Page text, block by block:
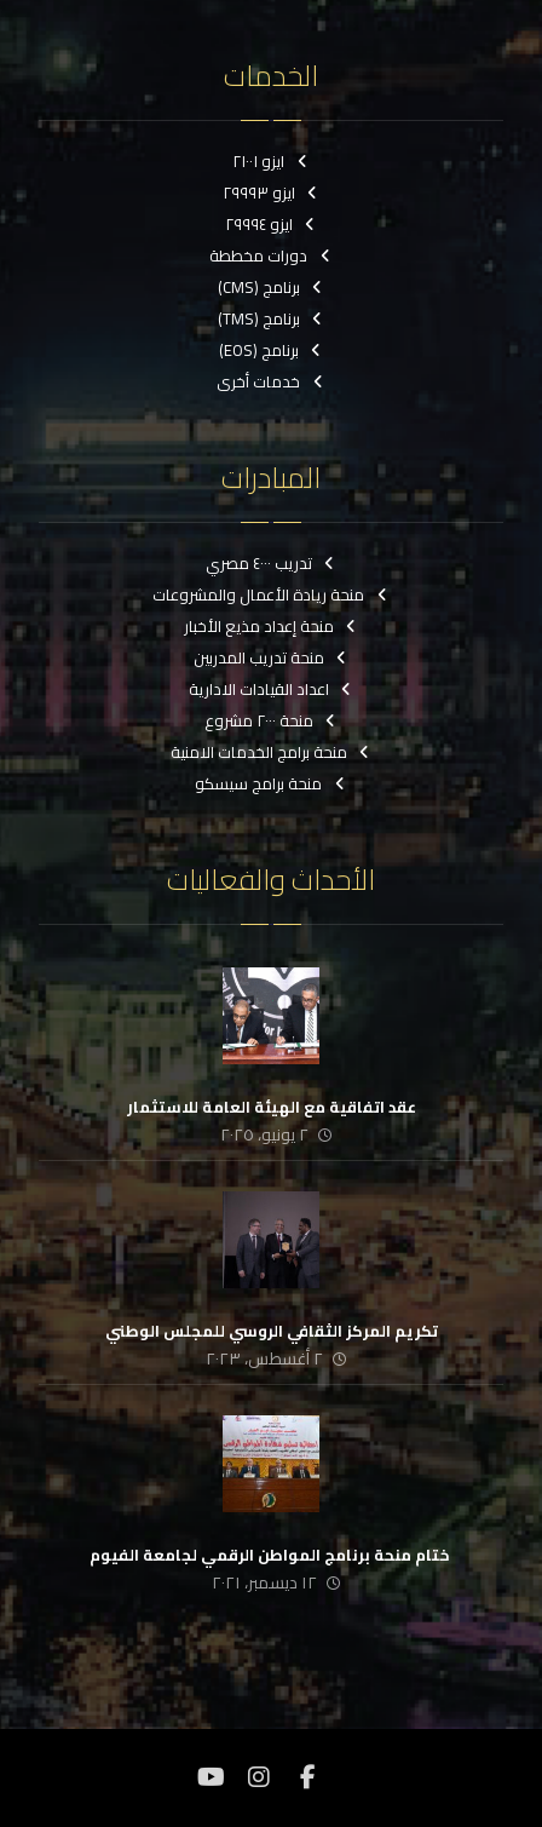
الخدمات
ايزو ٢١٠٠١
ايزو ٢٩٩٩٣
ايزو ٢٩٩٩٤
دورات مخططة
برنامج (CMS)
برنامج (TMS)
برنامج (EOS)
خدمات أخرى
المبادرات
تدريب ٤٠٠٠ مصري
منحة ريادة الأعمال والمشروعات
منحة إعداد مذيع الأخبار
منحة تدريب المدربين
اعداد القيادات الادارية
منحة ٢٠٠٠ مشروع
منحة برامج الخدمات الامنية
منحة برامج سيسكو
الأحداث والفعاليات
عقد اتفاقية مع الهيئة العامة للاستثمار
٢ يونيو، ٢٠٢٥
تكريم المركز الثقافي الروسي للمجلس الوطني
٢ أغسطس، ٢٠٢٣
‏ ختام منحة برنامج المواطن الرقمي لجامعة الفيوم
١٢ ديسمبر، ٢٠٢١